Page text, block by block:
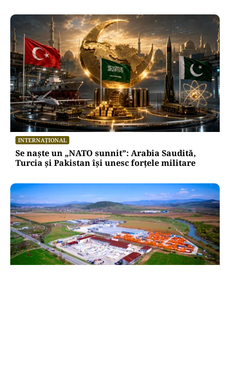
INTERNAȚIONAL
Se naște un „NATO sunnit”: Arabia Saudită,
Turcia și Pakistan își unesc forțele militare